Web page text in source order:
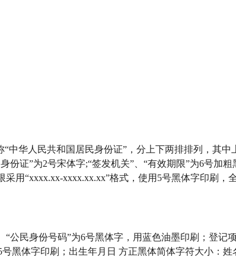
中华人民共和国居民身份证”，分上下两排排列，其中
份证”为2号宋体字;“签发机关”、“有效期限”为6号加粗
用“xxxx.xx-xxxx.xx.xx”格式，使用5号黑体字印刷，
“公民身份号码”为6号黑体字，用蓝色油墨印刷；登记
黑体字印刷；出生年月日 方正黑体简体字符大小：姓